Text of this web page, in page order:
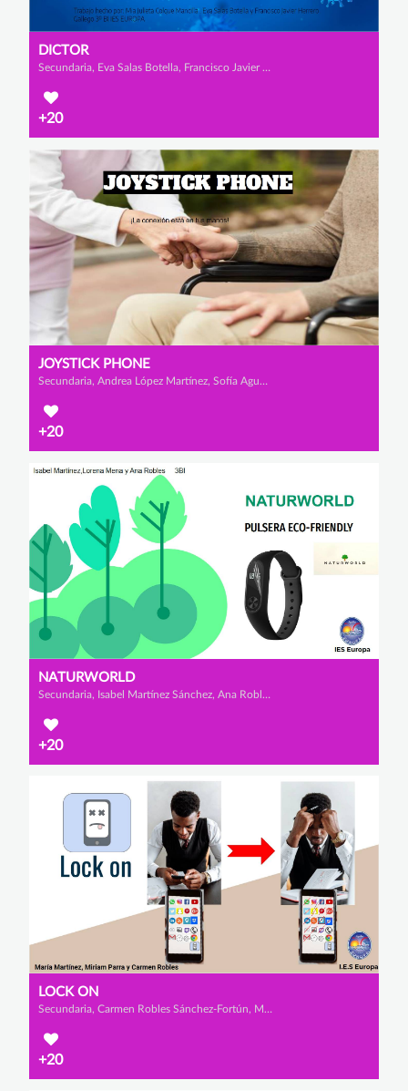
DICTOR
Secundaria, Eva Salas Botella, Francisco Javier Gallego Herrero y Mia Julieta Colque Mancilla
+20
JOYSTICK PHONE
Secundaria, Andrea López Martínez, Sofía Agudo Fernández y Anabel Cánovas Mateo
+20
NATURWORLD
Secundaria, Isabel Martínez Sánchez, Ana Robles Collado y Lorena Mena Gavilán
+20
LOCK ON
Secundaria, Carmen Robles Sánchez-Fortún, Miriam Parra Sánchez y María Martínez López
+20